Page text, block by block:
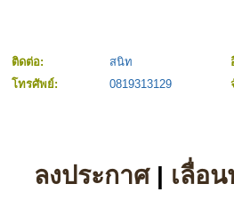
ติดต่อ: สนิท
โทรศัพย์:
0819313129
ลงประกาศ| เลื่อ